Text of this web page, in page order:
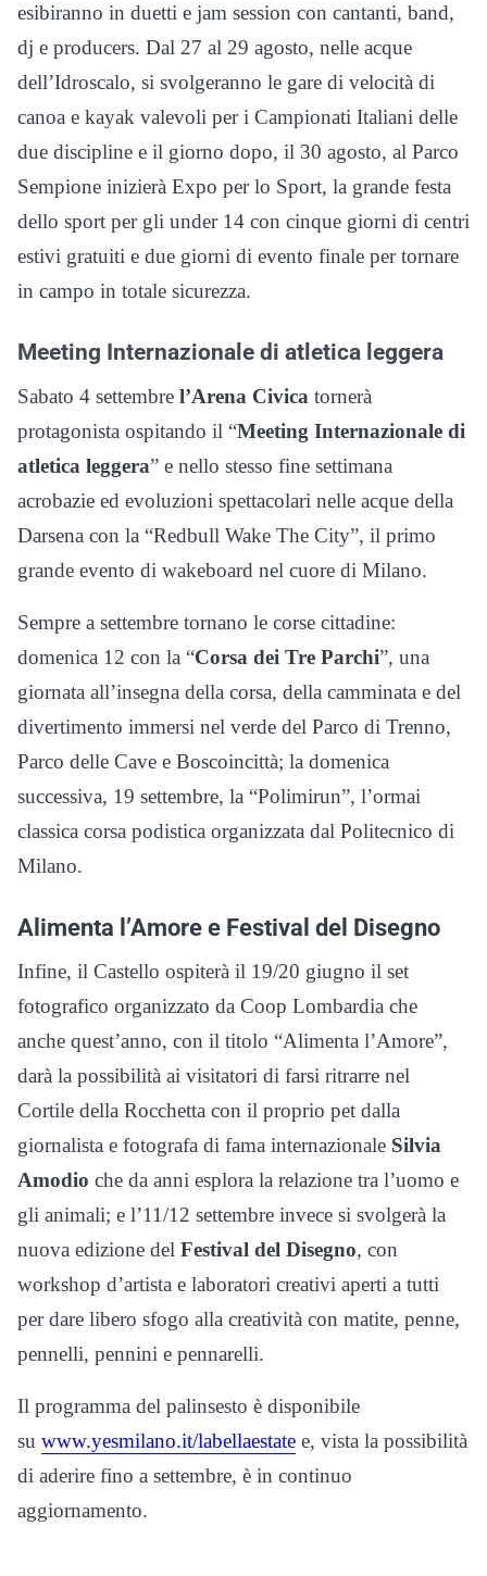
esibiranno in duetti e jam session con cantanti, band,
dj e producers. Dal 27 al 29 agosto, nelle acque
dell’Idroscalo, si svolgeranno le gare di velocità di
canoa e kayak valevoli per i Campionati Italiani delle
due discipline e il giorno dopo, il 30 agosto, al Parco
Sempione inizierà Expo per lo Sport, la grande festa
dello sport per gli under 14 con cinque giorni di centri
estivi gratuiti e due giorni di evento finale per tornare
in campo in totale sicurezza.
Meeting Internazionale di atletica leggera
Sabato 4 settembre l’Arena Civica tornerà
protagonista ospitando il “Meeting Internazionale di
atletica leggera” e nello stesso fine settimana
acrobazie ed evoluzioni spettacolari nelle acque della
Darsena con la “Redbull Wake The City”, il primo
grande evento di wakeboard nel cuore di Milano.
Sempre a settembre tornano le corse cittadine:
domenica 12 con la “Corsa dei Tre Parchi”, una
giornata all’insegna della corsa, della camminata e del
divertimento immersi nel verde del Parco di Trenno,
Parco delle Cave e Boscoincittà; la domenica
successiva, 19 settembre, la “Polimirun”, l’ormai
classica corsa podistica organizzata dal Politecnico di
Milano.
Alimenta l’Amore e Festival del Disegno
Infine, il Castello ospiterà il 19/20 giugno il set
fotografico organizzato da Coop Lombardia che
anche quest’anno, con il titolo “Alimenta l’Amore”,
darà la possibilità ai visitatori di farsi ritrarre nel
Cortile della Rocchetta con il proprio pet dalla
giornalista e fotografa di fama internazionale Silvia
Amodio che da anni esplora la relazione tra l’uomo e
gli animali; e l’11/12 settembre invece si svolgerà la
nuova edizione del Festival del Disegno, con
workshop d’artista e laboratori creativi aperti a tutti
per dare libero sfogo alla creatività con matite, penne,
pennelli, pennini e pennarelli.
Il programma del palinsesto è disponibile
su www.yesmilano.it/labellaestate e, vista la possibilità
di aderire fino a settembre, è in continuo
aggiornamento.